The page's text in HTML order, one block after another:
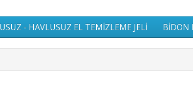
- HAVLUSUZ EL TEMİZLEME JELİ BİDON